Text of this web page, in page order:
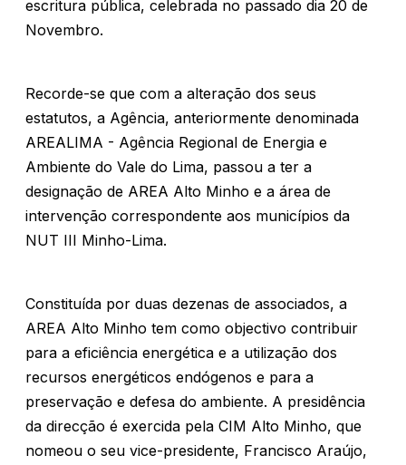
escritura pública, celebrada no passado dia 20 de
Novembro.
Recorde-se que com a alteração dos seus
estatutos, a Agência, anteriormente denominada
AREALIMA - Agência Regional de Energia e
Ambiente do Vale do Lima, passou a ter a
designação de AREA Alto Minho e a área de
intervenção correspondente aos municípios da
NUT III Minho-Lima.
Constituída por duas dezenas de associados, a
AREA Alto Minho tem como objectivo contribuir
para a eficiência energética e a utilização dos
recursos energéticos endógenos e para a
preservação e defesa do ambiente. A presidência
da direcção é exercida pela CIM Alto Minho, que
nomeou o seu vice-presidente, Francisco Araújo,